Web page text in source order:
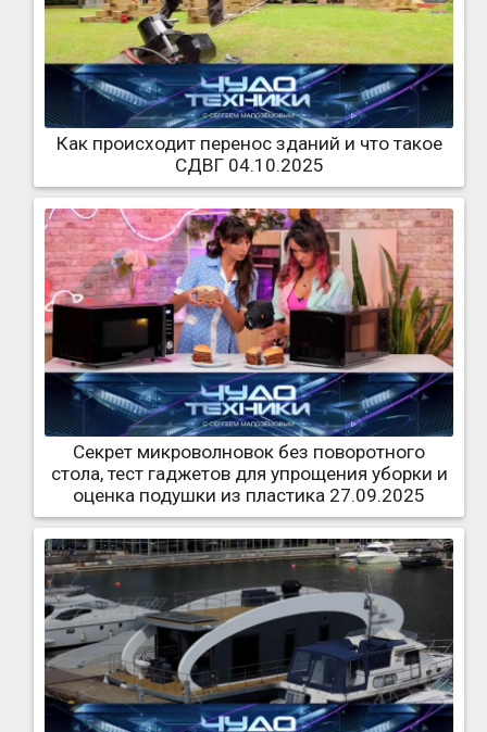
Как происходит перенос зданий и что такое
СДВГ 04.10.2025
Секрет микроволновок без поворотного
стола, тест гаджетов для упрощения уборки и
оценка подушки из пластика 27.09.2025